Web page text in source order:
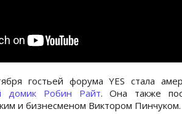
гостьей форума YES стала
домик Робин Райт. Она также
и бизнесменом Виктором Пинчуком.